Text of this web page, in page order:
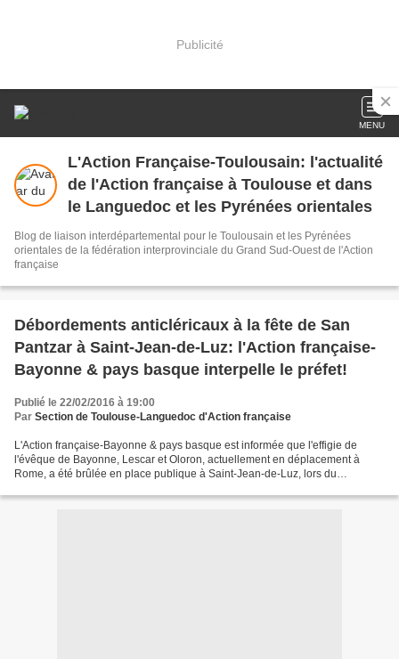
Publicité
MENU
L'Action Française-Toulousain: l'actualité
de l'Action française à Toulouse et dans
le Languedoc et les Pyrénées orientales
Blog de liaison interdépartemental pour le Toulousain et les Pyrénées
orientales de la fédération interprovinciale du Grand Sud-Ouest de l'Action
française
Débordements anticléricaux à la fête de San
Pantzar à Saint-Jean-de-Luz: l'Action française-
Bayonne & pays basque interpelle le préfet!
Publié le 22/02/2016 à 19:00
Par Section de Toulouse-Languedoc d'Action française
L'Action française-Bayonne & pays basque est informée que l'effigie de
l'évêque de Bayonne, Lescar et Oloron, actuellement en déplacement à
Rome, a été brûlée en place publique à Saint-Jean-de-Luz, lors du